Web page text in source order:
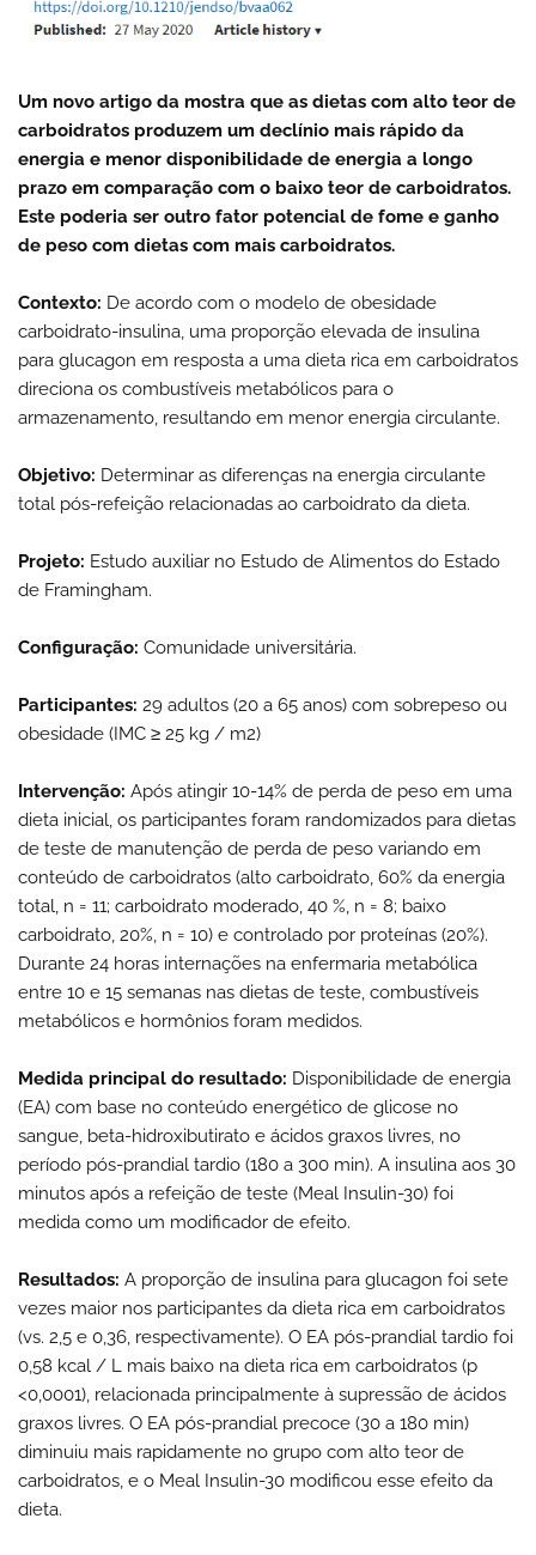
Um novo artigo da mostra que as dietas com alto teor de
carboidratos produzem um declínio mais rápido da
energia e menor disponibilidade de energia a longo
prazo em comparação com o baixo teor de carboidratos.
Este poderia ser outro fator potencial de fome e ganho
de peso com dietas com mais carboidratos.
Contexto: De acordo com o modelo de obesidade
carboidrato-insulina, uma proporção elevada de insulina
para glucagon em resposta a uma dieta rica em carboidratos
direciona os combustíveis metabólicos para o
armazenamento, resultando em menor energia circulante.
Objetivo: Determinar as diferenças na energia circulante
total pós-refeição relacionadas ao carboidrato da dieta.
Projeto: Estudo auxiliar no Estudo de Alimentos do Estado
de Framingham.
Configuração: Comunidade universitária.
Participantes: 29 adultos (20 a 65 anos) com sobrepeso ou
obesidade (IMC ≥ 25 kg / m2)
Intervenção: Após atingir 10-14% de perda de peso em uma
dieta inicial, os participantes foram randomizados para dietas
de teste de manutenção de perda de peso variando em
conteúdo de carboidratos (alto carboidrato, 60% da energia
total, n = 11; carboidrato moderado, 40 %, n = 8; baixo
carboidrato, 20%, n = 10) e controlado por proteínas (20%).
Durante 24 horas internações na enfermaria metabólica
entre 10 e 15 semanas nas dietas de teste, combustíveis
metabólicos e hormônios foram medidos.
Medida principal do resultado: Disponibilidade de energia
(EA) com base no conteúdo energético de glicose no
sangue, beta-hidroxibutirato e ácidos graxos livres, no
período pós-prandial tardio (180 a 300 min). A insulina aos 30
minutos após a refeição de teste (Meal Insulin-30) foi
medida como um modificador de efeito.
Resultados: A proporção de insulina para glucagon foi sete
vezes maior nos participantes da dieta rica em carboidratos
(vs. 2,5 e 0,36, respectivamente). O EA pós-prandial tardio foi
0,58 kcal / L mais baixo na dieta rica em carboidratos (p
<0,0001), relacionada principalmente à supressão de ácidos
graxos livres. O EA pós-prandial precoce (30 a 180 min)
diminuiu mais rapidamente no grupo com alto teor de
carboidratos, e o Meal Insulin-30 modificou esse efeito da
dieta.